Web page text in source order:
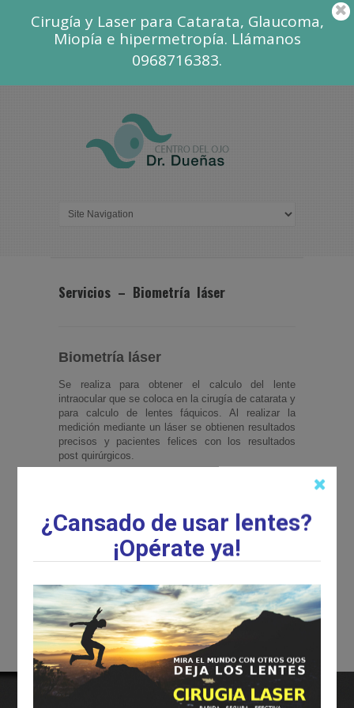
Servicios – Biometría láser
Biometría láser
Se realiza para obtener el calculo del lente
intraocular que se coloca en la cirugía de catarata y
para calculo de lentes fáquicos. Al realizar la
medición mediante un láser se obtienen resultados
precisos y pacientes felices con los resultados
post quirúrgicos.
⇐ Volver
Cirugía y Laser para Catarata, Glaucoma,
Miopía e hipermetropía. Llámanos
0968716383.
¿Cansado de usar lentes?
¡Opérate ya!